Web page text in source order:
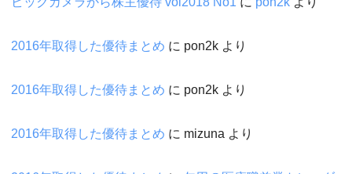
2016年取得した優待まとめ に pon2k より
2016年取得した優待まとめ に pon2k より
2016年取得した優待まとめ に mizuna より